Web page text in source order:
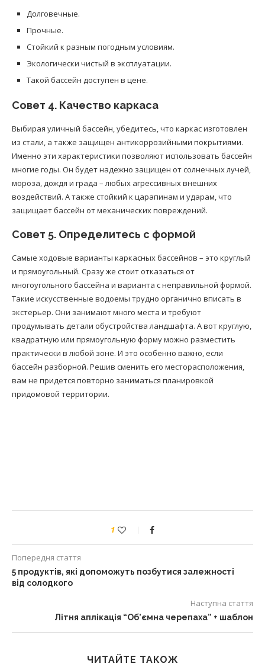
Долговечные.
Прочные.
Стойкий к разным погодным условиям.
Экологически чистый в эксплуатации.
Такой бассейн доступен в цене.
Совет 4. Качество каркаса
Выбирая уличный бассейн, убедитесь, что каркас изготовлен
из стали, а также защищен антикоррозийными покрытиями.
Именно эти характеристики позволяют использовать бассейн
многие годы. Он будет надежно защищен от солнечных лучей,
мороза, дождя и града – любых агрессивных внешних
воздействий. А также стойкий к царапинам и ударам, что
защищает бассейн от механических повреждений.
Совет 5. Определитесь с формой
Самые ходовые варианты каркасных бассейнов – это круглый
и прямоугольный. Сразу же стоит отказаться от
многоугольного бассейна и варианта с неправильной формой.
Такие искусственные водоемы трудно органично вписать в
экстерьер. Они занимают много места и требуют
продумывать детали обустройства ландшафта. А вот круглую,
квадратную или прямоугольную форму можно разместить
практически в любой зоне. И это особенно важно, если
бассейн разборной. Решив сменить его месторасположения,
вам не придется повторно заниматься планировкой
придомовой территории.
1
Попередня стаття
5 продуктів, які допоможуть позбутися залежності
від солодкого
Наступна стаття
Літня аплікація “Об’ємна черепаха” + шаблон
ЧИТАЙТЕ ТАКОЖ